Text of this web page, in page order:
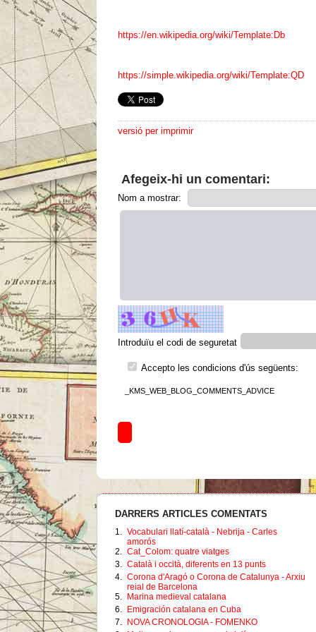
https://en.wikipedia.org/wiki/Template:Db
https://simple.wikipedia.org/wiki/Template:QD
versió per imprimir
Afegeix-hi un comentari:
Nom a mostrar:
Introduïu el codi de seguretat
Accepto les condicions d'ús següents:
_KMS_WEB_BLOG_COMMENTS_ADVICE
DARRERS ARTICLES COMENTATS
1. Vocabulari llatí-català - Nebrija - Carles
amorós
2. Cat_Colom: quatre viatges
3. Català i occità, diferents en 13 punts
4. Corona d'Aragó o Corona de Catalunya - Arxiu
reial de Barcelona
5.
Marina medieval catalana
6.
Emigración catalana en Cuba
7.
NOVA CRONOLOGIA - FOMENKO